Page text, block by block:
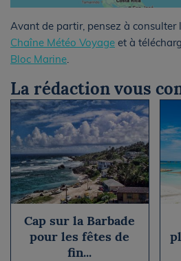
Avant de partir, pensez à consulter
Chaîne Météo Voyage et à
Bloc Marine.
La rédaction vous
Cap sur la Barbade
pour les fêtes de
fin...